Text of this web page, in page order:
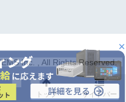
×
Inc. , All Rights Reserved.
トップ サイドバー